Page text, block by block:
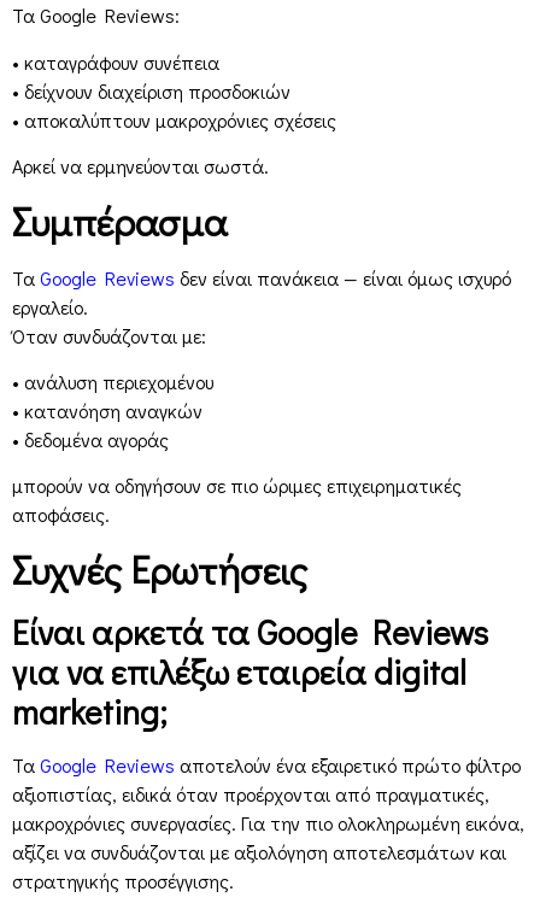
Τα Google Reviews:
• καταγράφουν συνέπεια
• δείχνουν διαχείριση προσδοκιών
• αποκαλύπτουν μακροχρόνιες σχέσεις
Αρκεί να ερμηνεύονται σωστά.
Συμπέρασμα
ΤαGoogle Reviews δεν είναι πανάκεια — είναι όμως ισχυρό
εργαλείο.
Όταν συνδυάζονται με:
• ανάλυση περιεχομένου
• κατανόηση αναγκών
• δεδομένα αγοράς
μπορούν να οδηγήσουν σε πιο ώριμες επιχειρηματικές
αποφάσεις.
Συχνές Ερωτήσεις
Είναι αρκετά τα Google Reviews
για να επιλέξω εταιρεία digital
marketing;
ΤαGoogle Reviews αποτελούν ένα εξαιρετικό πρώτο φίλτρο
αξιοπιστίας, ειδικά όταν προέρχονται από πραγματικές,
μακροχρόνιες συνεργασίες. Για την πιο ολοκληρωμένη εικόνα,
αξίζει να συνδυάζονται με αξιολόγηση αποτελεσμάτων και
στρατηγικής προσέγγισης.